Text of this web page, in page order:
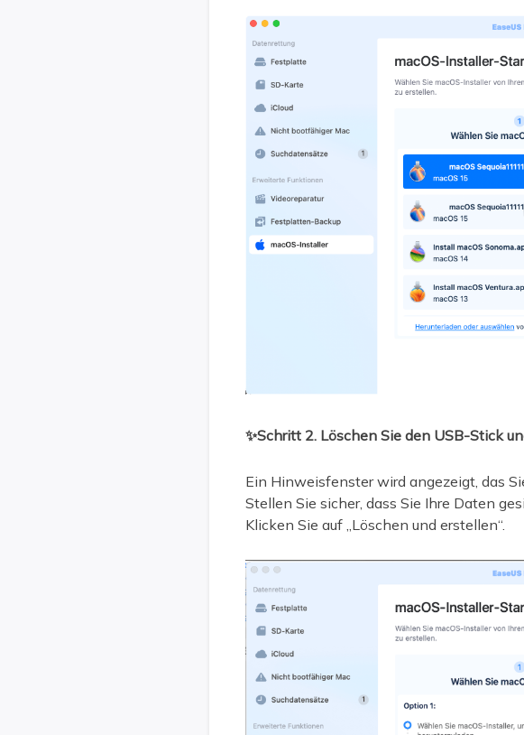
✨Schritt 2. Löschen Sie den USB-Stick
Ein Hinweisfenster wird angezeigt, das
Stellen Sie sicher, dass Sie Ihre Daten
Klicken Sie auf „Löschen und erstellen“.